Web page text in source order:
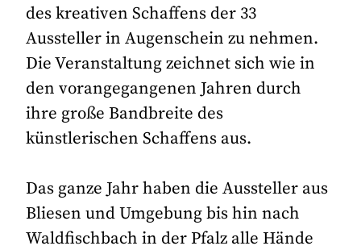
des kreativen Schaffens der 33
Aussteller in Augenschein zu nehmen.
Die Veranstaltung zeichnet sich wie in
den vorangegangenen Jahren durch
ihre große Bandbreite des
künstlerischen Schaffens aus.
Das ganze Jahr haben die Aussteller aus
Bliesen und Umgebung bis hin nach
Waldfischbach in der Pfalz alle Hände